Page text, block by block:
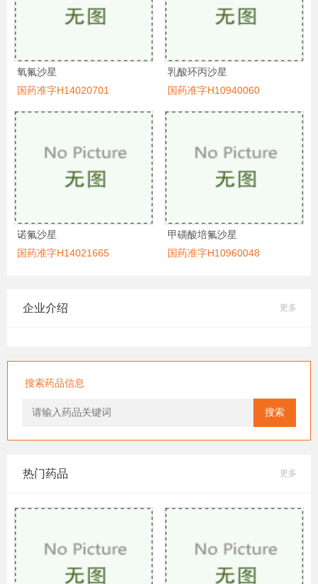
氧氟沙星
国药准字H14020701
乳酸环丙沙星
国药准字H10940060
诺氟沙星
国药准字H14021665
甲磺酸培氟沙星
国药准字H10960048
企业介绍 更多
搜索药品信息
搜索
热门药品 更多